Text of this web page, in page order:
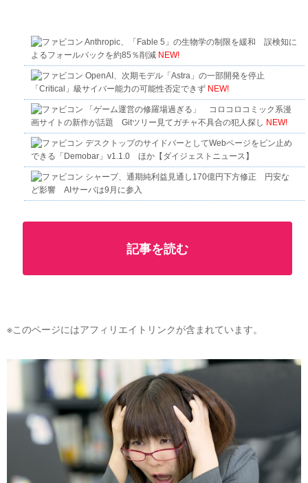
Anthropic、「Fable 5」の生物学の制限を緩和 誤検知に
よるフォールバックを約85％削減 NEW!
OpenAI、次期モデル「Astra」の一部開発を停止
「Critical」級サイバー能力の可能性否定できず NEW!
「ゲーム運営の修羅場過ぎる」 コロコロコミック系漫
画サイトの新作が話題 Gitツリー見てガチャ不具合の犯人探し NEW!
デスクトップのサイドバーとしてWebページをピン止め
できる「Demobar」v1.1.0 ほか【ダイジェストニュース】
シャープ、通期純利益見通し170億円下方修正 円安な
ど影響 AIサーバは9月に参入
記事を読む
※このページにはアフィリエイトリンクが含まれています。